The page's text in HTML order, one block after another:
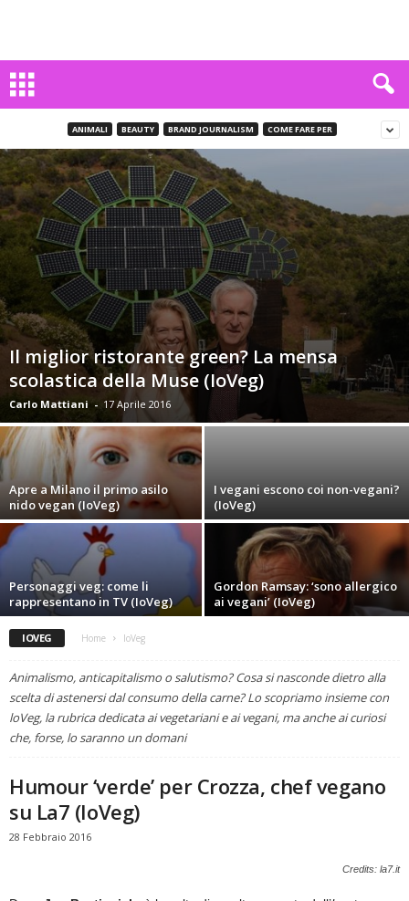
ANIMALI BEAUTY BRAND JOURNALISM COME FARE PER
Il miglior ristorante green? La mensa
scolastica della Muse (IoVeg)
Carlo Mattiani - 17 Aprile 2016
Apre a Milano il primo asilo
nido vegan (IoVeg)
I vegani escono coi non-vegani?
(IoVeg)
Personaggi veg: come li
rappresentano in TV (IoVeg)
Gordon Ramsay: ‘sono allergico
ai vegani’ (IoVeg)
IOVEG Home IoVeg
Animalismo, anticapitalismo o salutismo? Cosa si nasconde dietro alla
scelta di astenersi dal consumo della carne? Lo scopriamo insieme con
loVeg, la rubrica dedicata ai vegetariani e ai vegani, ma anche ai curiosi
che, forse, lo saranno un domani
Humour ‘verde’ per Crozza, chef vegano
su La7 (IoVeg)
28 Febbraio 2016
Credits: la7.it